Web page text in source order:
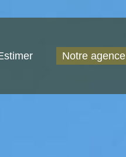
Notre agence